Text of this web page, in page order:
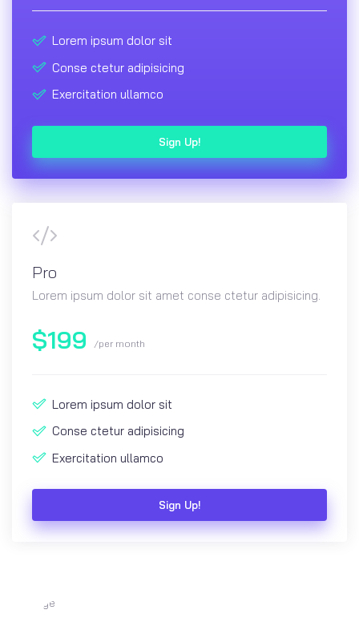
Lorem ipsum dolor sit
Conse ctetur adipisicing
Exercitation ullamco
Sign Up!
Pro
Lorem ipsum dolor sit amet conse ctetur adipisicing.
$199 /per month
Lorem ipsum dolor sit
Conse ctetur adipisicing
Exercitation ullamco
Sign Up!